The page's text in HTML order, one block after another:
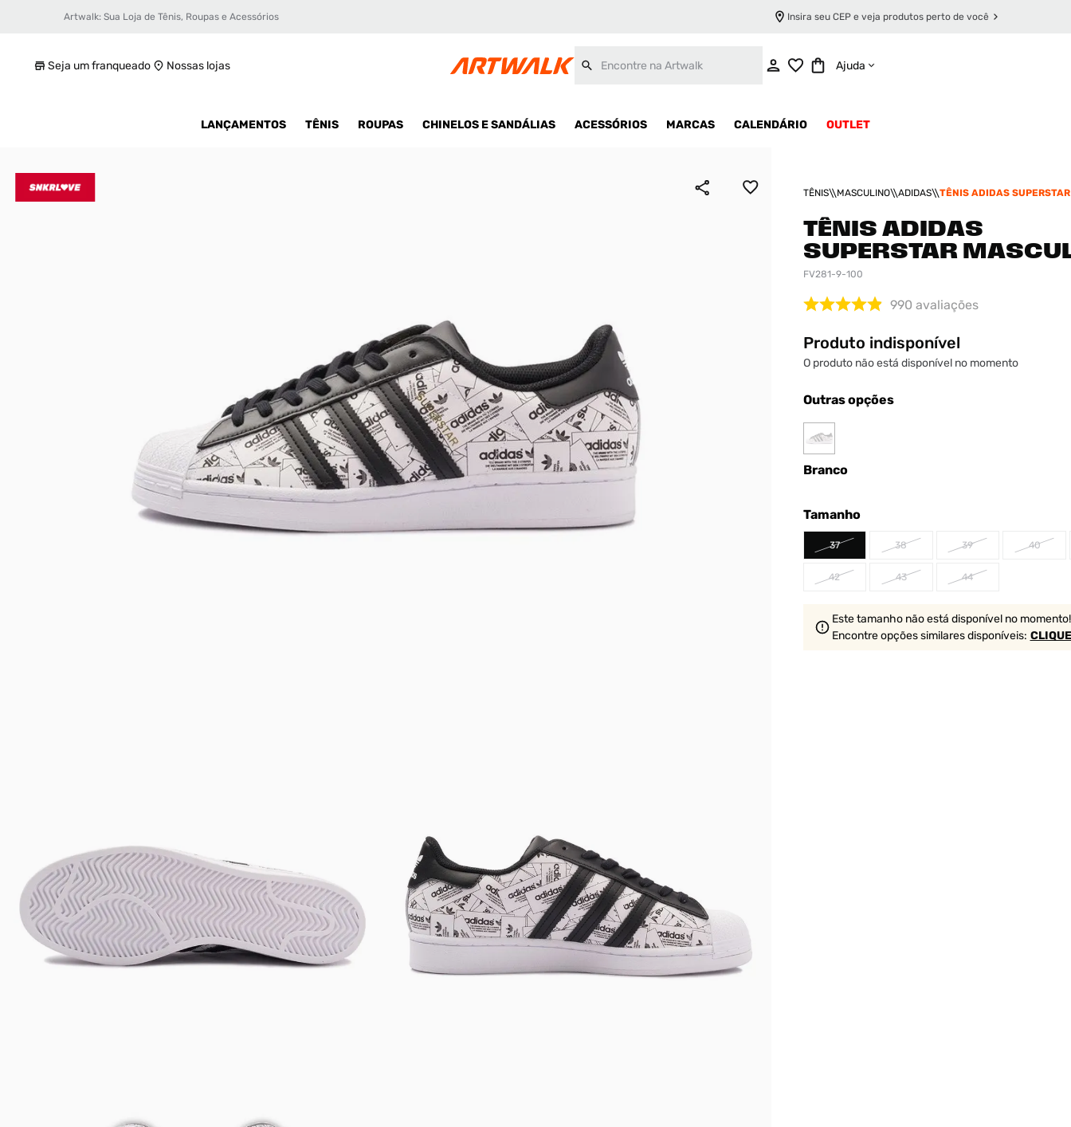
Artwalk: Sua Loja de Tênis, Roupas e Acessórios Insira seu CEP e veja produtos perto de você
Seja um franqueado Nossas lojas Ajuda
LANÇAMENTOS TÊNIS ROUPAS CHINELOS E SANDÁLIAS ACESSÓRIOS MARCAS CALENDÁRIO OUTLET
TÊNIS MASCULINO ADIDAS TÊNIS ADIDAS
TÊNIS ADIDAS
SUPERSTAR
FV281-9-100
990 avaliações
Produto indisponível
O produto não está disponível no momento
Outras opções
Branco
Tamanho
37 38 39 40
42 43 44
Este tamanho não está disponível no momento!
Encontre opções similaresdisponíveis:
Tênis adidas Superstar Masculino